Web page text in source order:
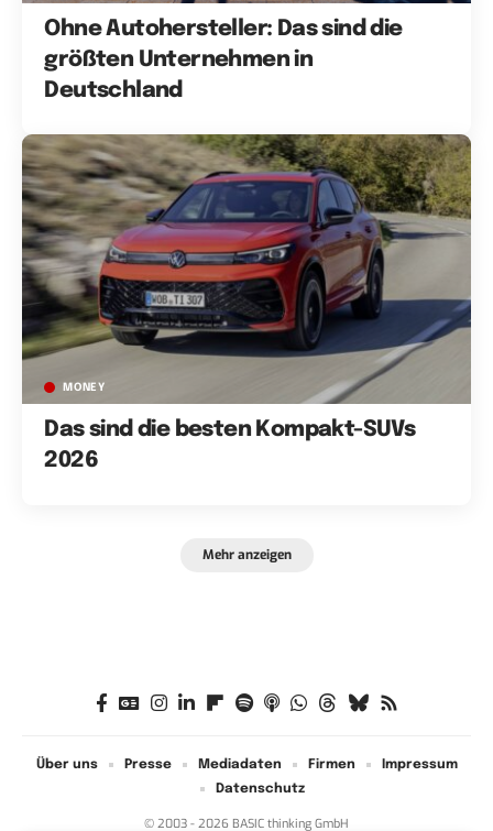
Ohne Autohersteller: Das sind die
größten Unternehmen in
Deutschland
MONEY
Das sind die besten Kompakt-SUVs
2026
Mehr anzeigen
© 2003 - 2026 BASIC thinking GmbH
Über uns Presse Mediadaten Firmen
Impressum
Datenschutz